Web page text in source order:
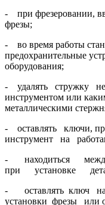
- при фрезеровании,
фрезы;
- во время работы
предохрани­тельные
оборудования;
- удалять стружку
инструментом или
металлическими
- оставлять ключи,
инструмент на
- находиться
при установке
- оставлять ключ на
установки фрезы или